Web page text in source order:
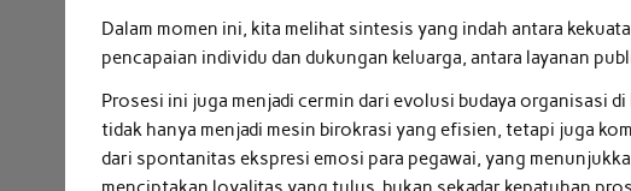
Dalam momen ini, kita melihat sintesis yang indah antara
pencapaian individu dan dukungan keluarga, antara layanan
Prosesi ini juga menjadi cermin dari evolusi budaya organisasi
tidak hanya menjadi mesin birokrasi yang efisien, tetapi juga
dari spontanitas ekspresi emosi para pegawai, yang